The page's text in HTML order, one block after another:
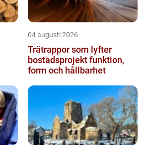
04 augusti 2026
Trätrappor som lyfter
bostadsprojekt funktion,
form och hållbarhet